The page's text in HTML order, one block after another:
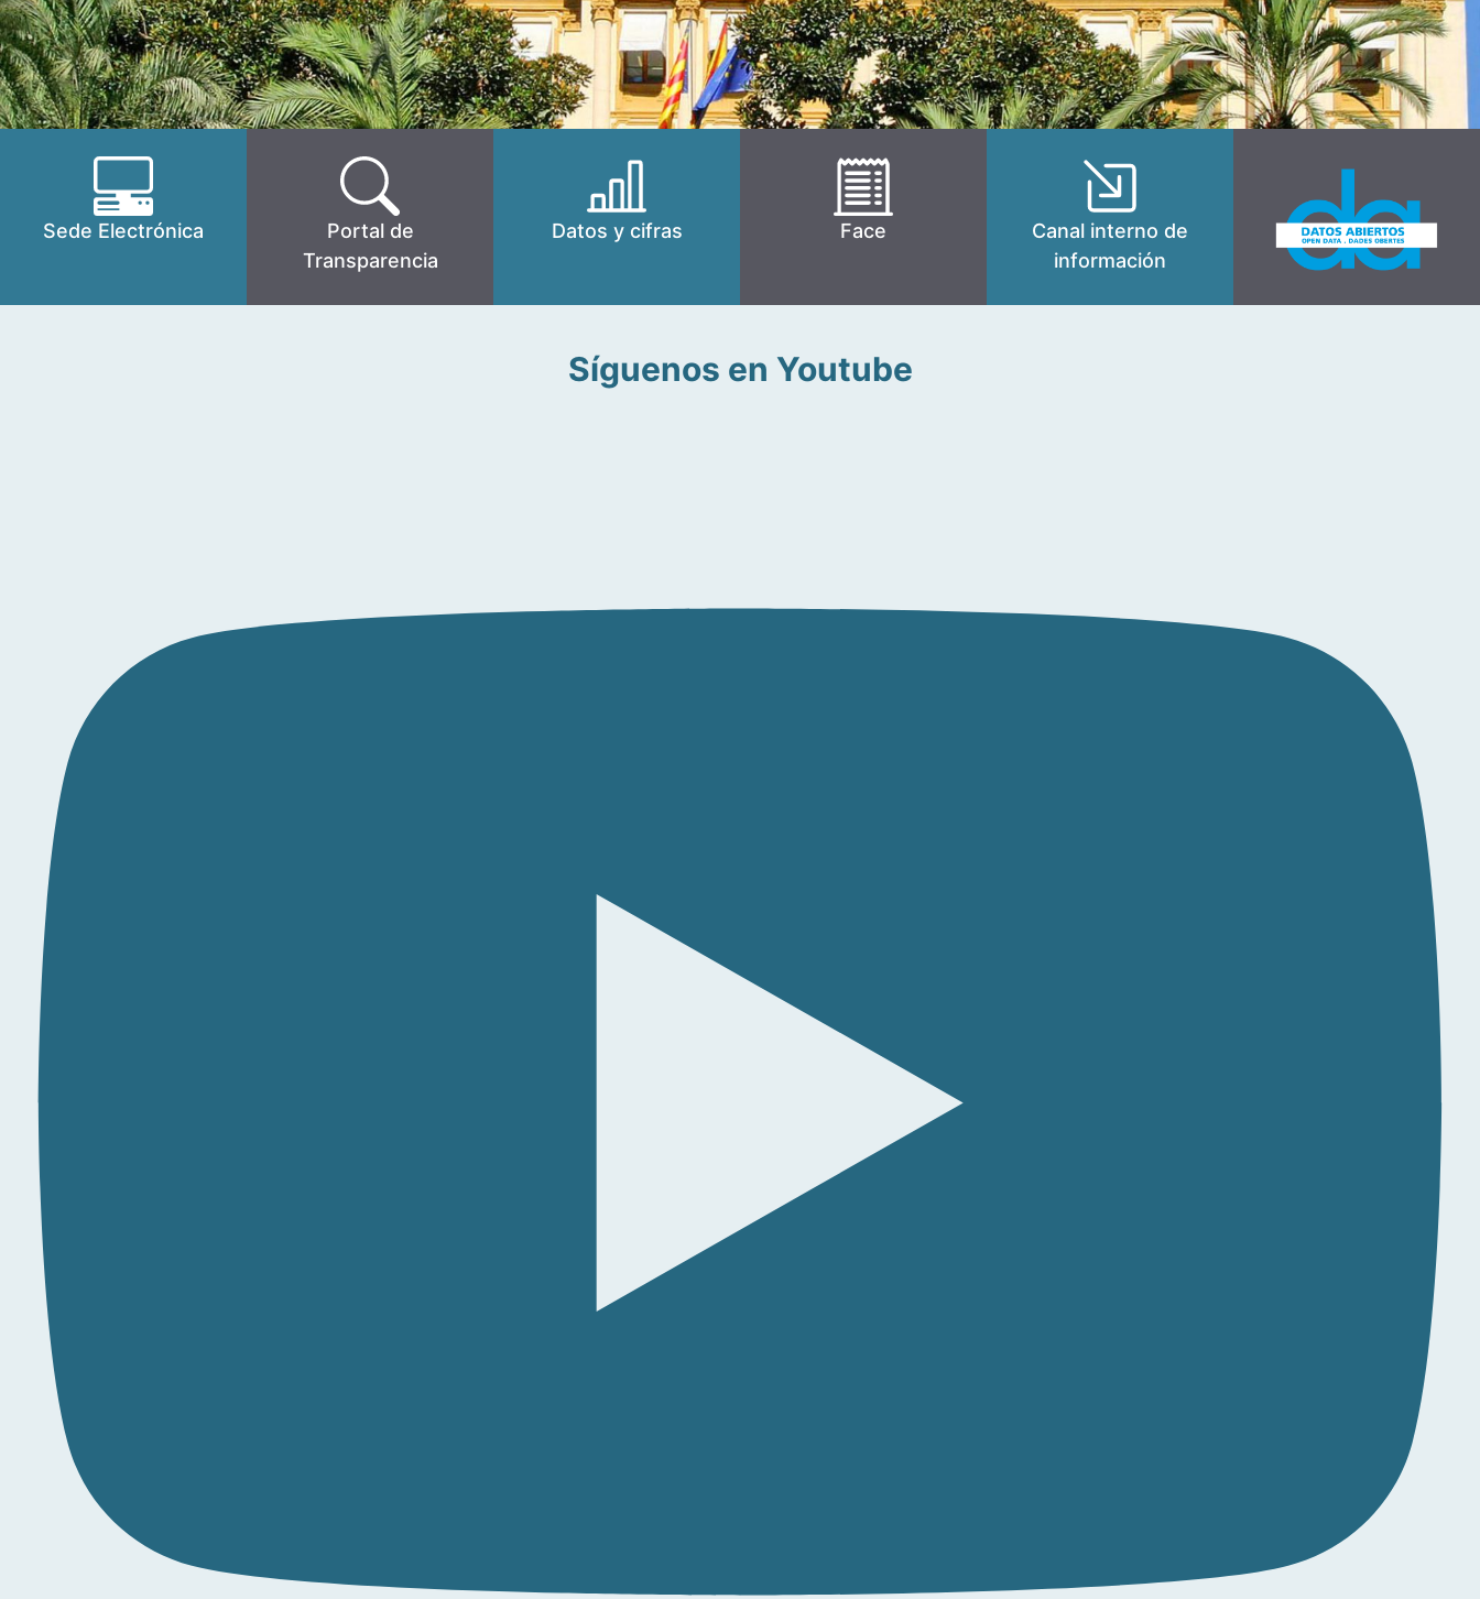
Sede Electrónica
Portal de
Transparencia
Datos y cifras Face
Canal interno de
información
Síguenos en Youtube